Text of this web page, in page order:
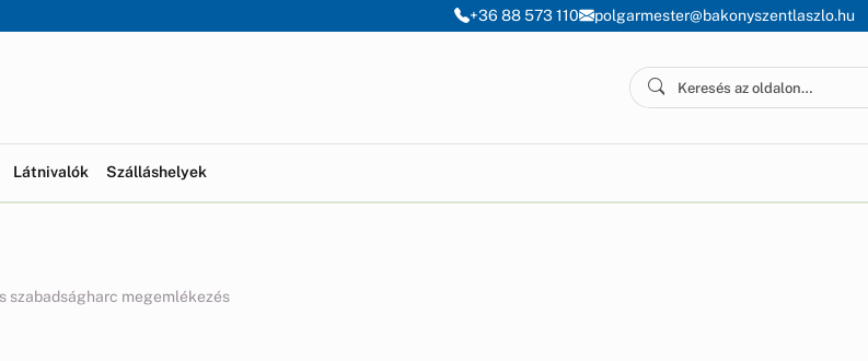
+36 88 573 110 polgarmester@bakonyszentlaszlo.hu
Látnivalók Szálláshelyek
szabadságharc megemlékezés